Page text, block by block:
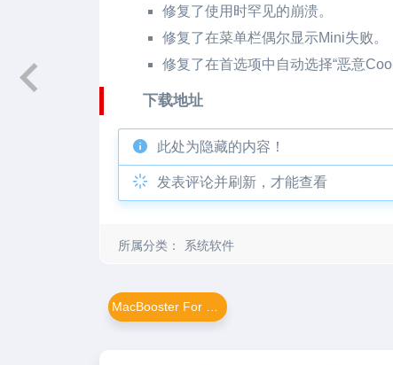
修复了使用时罕见的崩溃。
修复了在菜单栏偶尔显示Mini失败。
修复了在首选项中自动选择“恶意
下载地址
此处为隐藏的内容！
发表评论并刷新，才能查看
所属分类： 系统软件